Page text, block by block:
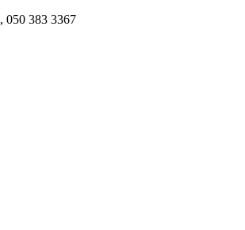
, 050 383 3367